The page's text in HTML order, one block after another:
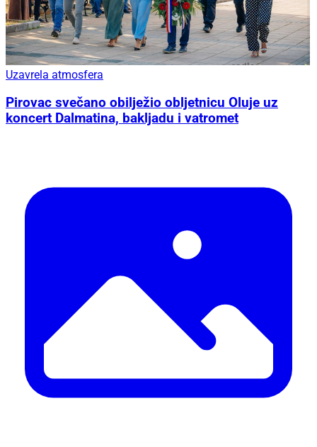
Uzavrela atmosfera
Pirovac svečano obilježio obljetnicu Oluje uz
koncert Dalmatina, bakljadu i vatromet